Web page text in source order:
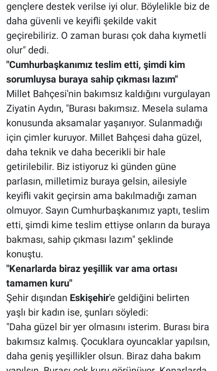
gençlere destek verilse iyi olur. Böylelikle biz de
daha güvenli ve keyifli şekilde vakit
geçirebiliriz. O zaman burası çok daha kıymetli
olur" dedi.
"Cumhurbaşkanımız teslim etti, şimdi kim
sorumluysa buraya sahip çıkması lazım"
Millet Bahçesi'nin bakımsız kaldığını vurgulayan
Ziyatin Aydın, "Burası bakımsız. Mesela sulama
konusunda aksamalar yaşanıyor. Sulanmadığı
için çimler kuruyor. Millet Bahçesi daha güzel,
daha teknik ve daha becerikli bir hale
getirilebilir. Biz istiyoruz ki günden güne
parlasın, milletimiz buraya gelsin, ailesiyle
keyifli vakit geçirsin ama bakılmadığı zaman
olmuyor. Sayın Cumhurbaşkanımız yaptı, teslim
etti, şimdi kime teslim ettiyse onların da buraya
bakması, sahip çıkması lazım" şeklinde
konuştu.
"Kenarlarda biraz yeşillik var ama ortası
tamamen kuru"
Şehir dışından Eskişehir'e geldiğini belirten
yaşlı bir kadın ise, şunları söyledi:
"Daha güzel bir yer olmasını isterim. Burası bira
bakımsız kalmış. Çocuklara oyuncaklar yapılsın,
daha geniş yeşillikler olsun. Biraz daha bakım